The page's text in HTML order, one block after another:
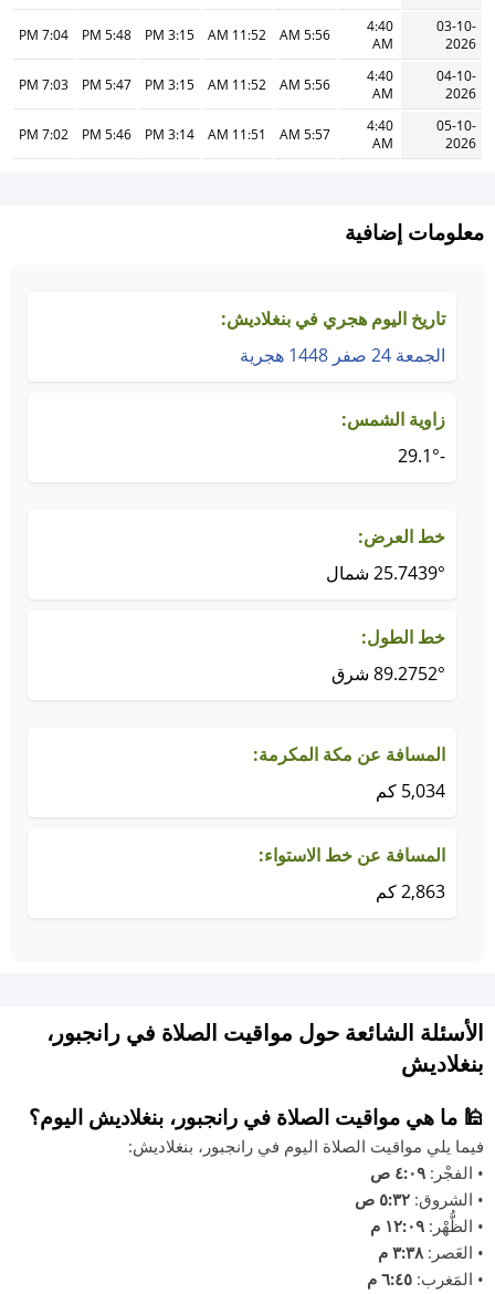
03-10-
2026
4:40
AM
5:56 AM
11:52 AM
3:15 PM
5:48 PM
7:04 PM
04-10-
2026
4:40
AM
5:56 AM
11:52 AM
3:15 PM
5:47 PM
7:03 PM
05-10-
2026
4:40
AM
5:57 AM
11:51 AM
3:14 PM
5:46 PM
7:02 PM
معلومات إضافية
تاريخ اليوم هجري في بنغلاديش:
الجمعة 24 صفر 1448 هجرية
زاوية الشمس:
-29.1°
خط العرض:
25.7439° شمال
خط الطول:
89.2752° شرق
المسافة عن مكة المكرمة:
5,034 كم
المسافة عن خط الاستواء:
2,863 كم
الأسئلة الشائعة حول مواقيت الصلاة في رانجبور،
بنغلاديش
🕌 ما هي مواقيت الصلاة في رانجبور، بنغلاديش اليوم؟
فيما يلي مواقيت الصلاة اليوم في رانجبور، بنغلاديش:
• الفجْر: ٤:٠٩ ص
• الشروق: ٥:٣٢ ص
• الظُّهْر: ١٢:٠٩ م
• العَصر:٣:٣٨ م
• المَغرب: ٦:٤٥ م